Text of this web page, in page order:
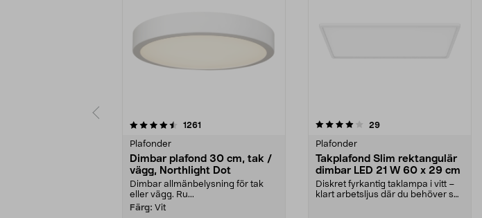
1261
Plafonder
Dimbar plafond 30 cm, tak /
vägg, Northlight Dot
Dimbar allmänbelysning för tak
eller vägg. Ru...
Färg: Vit
4.0 av 5 stjärnor 29recensioner
Plafonder
Takplafond Slim rektangulär
dimbar LED 21 W 60 x 29 cm
Diskret fyrkantig taklampa i vitt –
klart arbetsljus där du behöver se
4.0 av 5 stjärnor